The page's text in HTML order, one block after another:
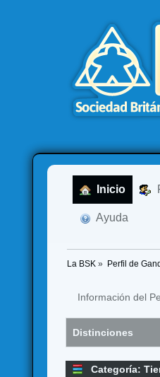
Inicio
Ayuda
La BSK » Perfil de
Información del
Distinciones
Categoría: